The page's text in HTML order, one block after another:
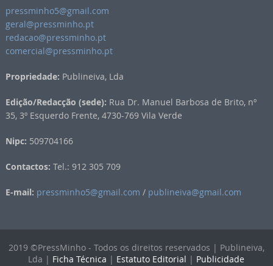
pressminho5@gmail.com
geral@pressminho.pt
redacao@pressminho.pt
comercial@pressminho.pt
Propriedade: Publineiva, Lda
Edição/Redacção (sede): Rua Dr. Manuel Barbosa de Brito, nº
35, 3º Esquerdo Frente, 4730-769 Vila Verde
Nipc: 509704166
Contactos: Tel.: 912 305 709
E-mail: pressminho5@gmail.com / publineiva@gmail.com
2019 ©PressMinho - Todos os direitos reservados | Publineiva,
Lda | Ficha Técnica | Estatuto Editorial | Publicidade